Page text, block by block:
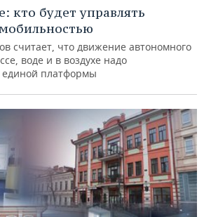
кто будет управлять
считает, что движение автономного
воде и в воздухе надо
единой платформы